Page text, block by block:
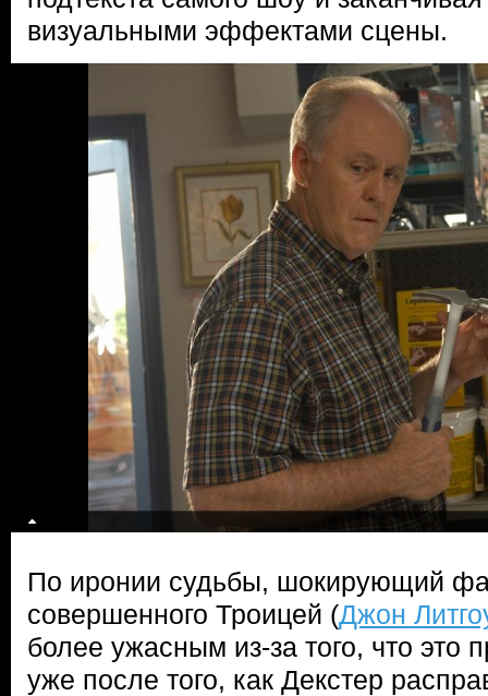
визуальными эффектами сцены.
По иронии судьбы, шокирующий
совершенного Троицей (Джон
более ужасным из-за того, что это
уже после того, как Декстер